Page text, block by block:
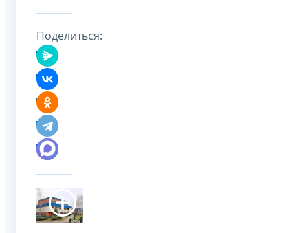
Поделиться: